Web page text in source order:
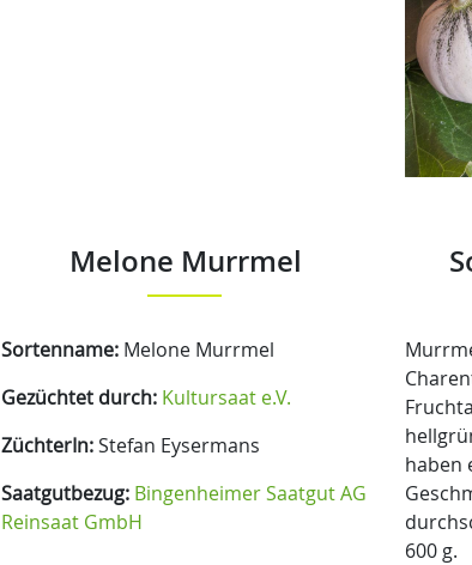
Melone Murrmel
Sortenname: Melone Murrmel
Gezüchtet durch: Kultursaat e.V.
ZüchterIn:Stefan Eysermans
Saatgutbezug: Bingenheimer Saatgut AG
Reinsaat GmbH
haben
600 g.